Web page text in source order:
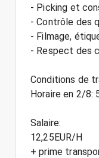
- Picking et
- Contrôle des
- Filmage,
- Respect des
Conditions de
Horaire en 2/8:
Salaire:
12,25EUR/H
+ prime